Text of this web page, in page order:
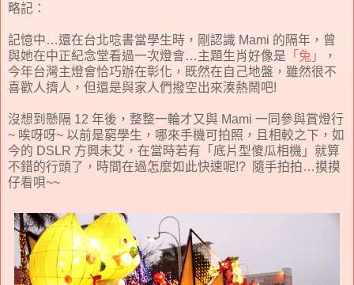
略記：
記憶中…還在台北唸書當學生時，剛認識 Mami 的隔年，曾
與她在中正紀念堂看過一次燈會…主題生肖好像是 「兔」
，
今年台灣主燈會恰巧辦在彰化，既然在自己地盤，雖然很不
喜歡人擠人，但還是與家人們撥空出來湊熱鬧吧!
沒想到懸隔 12 年後，整整一輪才又與 Mami 一同參與賞燈行
~ 唉呀呀~ 以前是窮學生，哪來手機可拍照，且相較之下，如
今的 DSLR 方興未艾，在當時若有「底片型傻瓜相機」就算
不錯的行頭了，時間在過怎麼如此快速呢!? 隨手拍拍…摸摸
仔看唄~~